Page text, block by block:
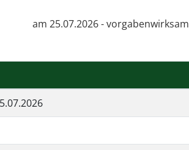
am 25.07.2026 - vorgabenwirksam